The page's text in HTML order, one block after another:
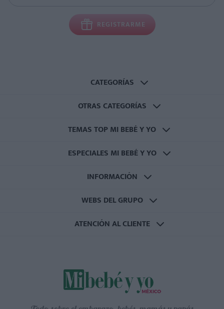
REGISTRARME
CATEGORÍAS
OTRAS CATEGORÍAS
TEMAS TOP MI BEBÉ Y YO
ESPECIALES MI BEBÉ Y YO
INFORMACIÓN
WEBS DEL GRUPO
ATENCIÓN AL CLIENTE